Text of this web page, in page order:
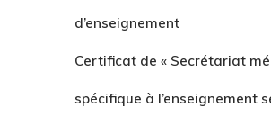
d’enseignement
Certificat de « Secrétariat
spécifique à l’enseignement